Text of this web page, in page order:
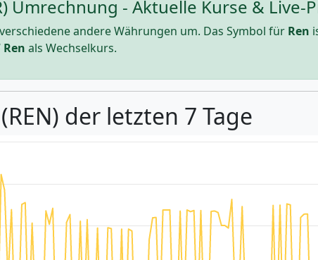
Umrechnung - Aktuelle Kurse & Live-
andere Währungen um. Das Symbol für Ren
Ren als Wechselkurs.
der letzten 7 Tage